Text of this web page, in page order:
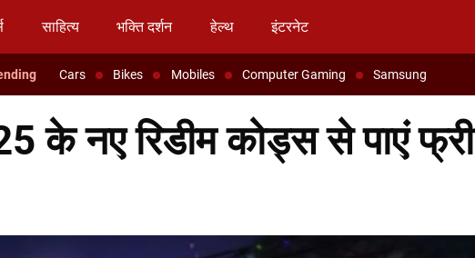
साहित्य भक्ति दर्शन हेल्थ इंटरनेट
Cars Bikes Mobiles Computer Gaming Samsung
के नए रिडीम कोड्स से पाएं फ्री